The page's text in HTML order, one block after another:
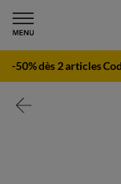
-50% dès 2 articles